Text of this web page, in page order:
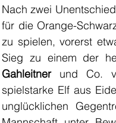
Nach zwei
für die Orange-
zu spielen, vorerst
Sieg zu einem der
Gahleitner und Co.
spielstarke Elf aus
unglücklichen